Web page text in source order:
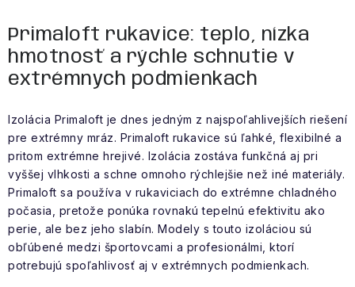
Primaloft rukavice: teplo, nízka
hmotnosť a rýchle schnutie v
extrémnych podmienkach
Izolácia Primaloft je dnes jedným z najspoľahlivejších riešení
pre extrémny mráz. Primaloft rukavice sú ľahké, flexibilné a
pritom extrémne hrejivé. Izolácia zostáva funkčná aj pri
vyššej vlhkosti a schne omnoho rýchlejšie než iné materiály.
Primaloft sa používa v rukaviciach do extrémne chladného
počasia, pretože ponúka rovnakú tepelnú efektivitu ako
perie, ale bez jeho slabín. Modely s touto izoláciou sú
obľúbené medzi športovcami a profesionálmi, ktorí
potrebujú spoľahlivosť aj v extrémnych podmienkach.